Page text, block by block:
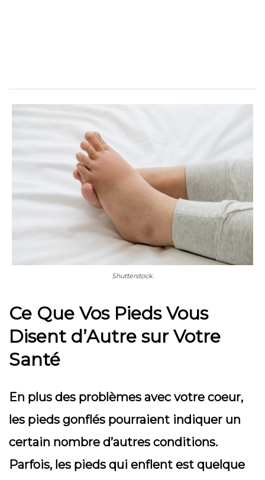
Shutterstock.
Ce Que Vos Pieds Vous
Disent d’Autre sur Votre
Santé
En plus des problèmes avec votre coeur,
les pieds gonflés pourraient indiquer un
certain nombre d’autres conditions.
Parfois, les pieds qui enflent est quelque